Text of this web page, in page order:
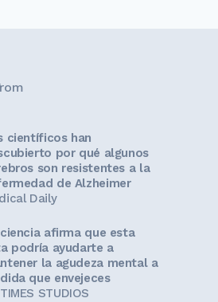
científicos han
por qué algunos
son resistentes a la
de Alzheimer
Daily
afirma que esta
podría ayudarte a
la agudeza mental a
que envejeces
STUDIOS